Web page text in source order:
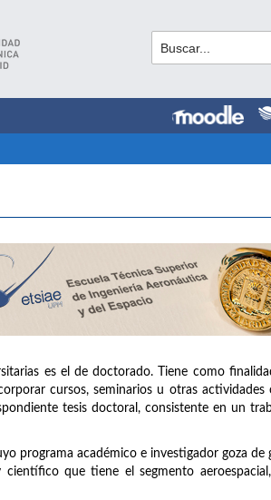
es el de doctorado. Tiene como
cursos, seminarios u otras actividades
tesis doctoral, consistente en un
programa académico e investigador goza de
que tiene el segmento